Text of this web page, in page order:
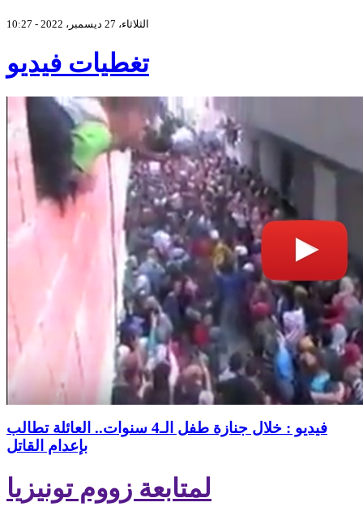
الثلاثاء، 27 ديسمبر، 2022 - 10:27
تغطيات فيديو
فيديو : خلال جنازة طفل الـ4 سنوات.. العائلة تطالب
بإعدام القاتل
لمتابعة زووم تونيزيا